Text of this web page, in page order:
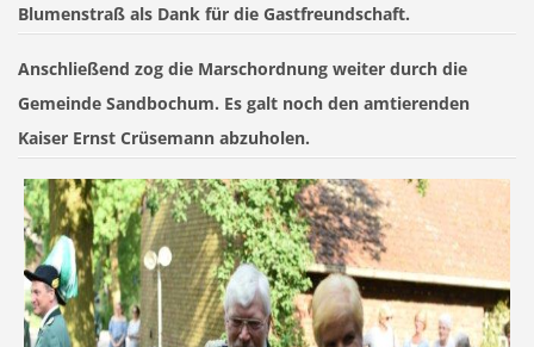
Blumenstraß als Dank für die Gastfreundschaft.
Anschließend zog die Marschordnung weiter durch die
Gemeinde Sandbochum. Es galt noch den amtierenden
Kaiser Ernst Crüsemann abzuholen.